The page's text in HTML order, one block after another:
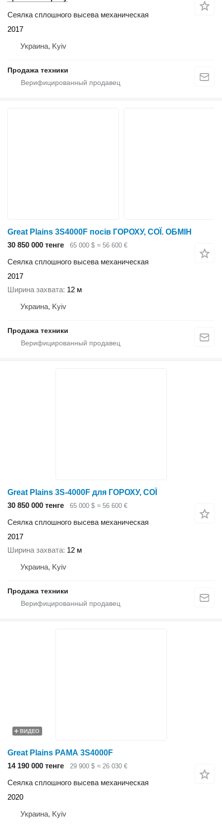
Сеялка сплошного высева механическая
2017
Украина, Kyiv
Продажа техники
Great Plains 3S4000F посів ГОРОХУ, СОЇ. ОБМІН
30 850 000 тенге
65 000 $ ≈ 56 600 €
Сеялка сплошного высева механическая
2017
Ширина захвата 12 м
Украина, Kyiv
Продажа техники
Great Plains 3S-4000F для ГОРОХУ, СОЇ
30 850 000 тенге
65 000 $ ≈ 56 600 €
Сеялка сплошного высева механическая
2017
Ширина захвата 12 м
Украина, Kyiv
Продажа техники
ВИДЕО
Great Plains РАМА 3S4000F
14 190 000 тенге
29 900 $ ≈ 26 030 €
Сеялка сплошного высева механическая
2020
Украина, Kyiv